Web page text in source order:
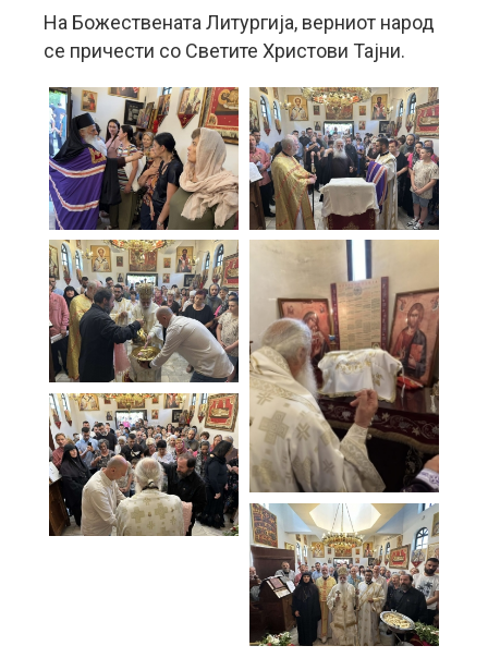
На Божествената Литургија, верниот народ
се причести со Светите Христови Тајни.